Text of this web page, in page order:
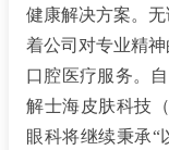
健康解决方案。
着公司对专业精
口腔医疗服务。
解士海皮肤科技
眼科将继续秉承“